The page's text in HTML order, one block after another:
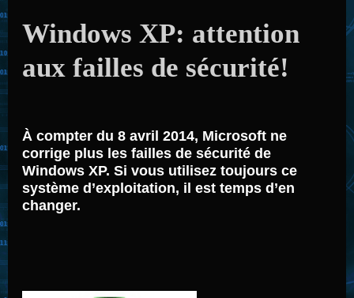
Windows XP: attention
aux failles de sécurité!
À compter du 8 avril 2014, Microsoft ne
corrige plus les failles de sécurité de
Windows XP. Si vous utilisez toujours ce
système d’exploitation, il est temps d’en
changer.